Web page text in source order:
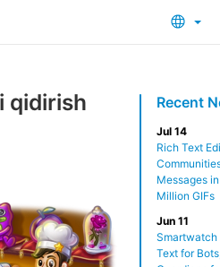
Recent
Jul 14
Rich Text
Messages
Million GIFs
Jun 11
Smartwatch
Text for
qidirish